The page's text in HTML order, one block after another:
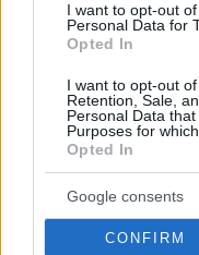
I want to opt-out
Personal Data for
Opted In
I want to opt-out
Retention, Sale,
Personal Data
Purposes for
Opted In
Google consents
CONFIRM